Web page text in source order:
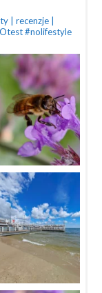
| recenzje |
#nolifestyle